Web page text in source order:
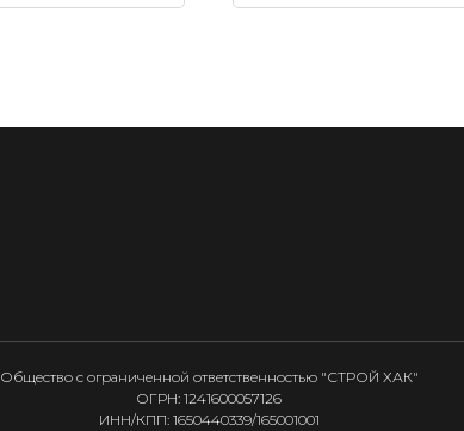
Общество с ограниченной ответственностью "СТРОЙ ХАК"
ОГРН: 1241600057126
ИНН/КПП: 1650440339/165001001